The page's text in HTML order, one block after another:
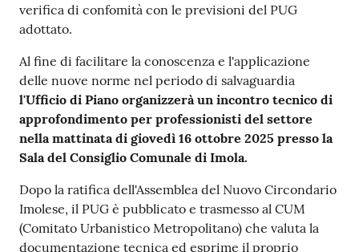
verifica di confomità con le previsioni del PUG
adottato.
Al fine di facilitare la conoscenza e l'applicazione
delle nuove norme nel periodo di salvaguardia
l'Ufficio di Piano organizzerà un incontro tecnico di
approfondimento per professionisti del settore
nella mattinata di giovedì 16 ottobre 2025 presso la
Sala del Consiglio Comunale di Imola.
Dopo la ratifica dell'Assemblea del Nuovo Circondario
Imolese, il PUG è pubblicato e trasmesso al CUM
(Comitato Urbanistico Metropolitano) che valuta la
documentazione tecnica ed esprime il proprio